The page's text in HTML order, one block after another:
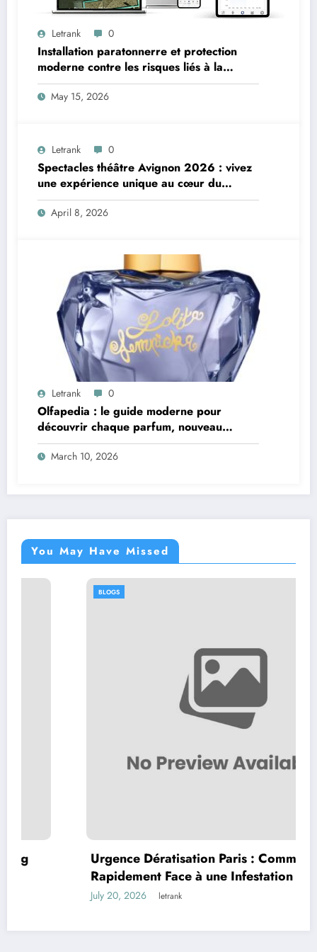
Letrank 0
Installation paratonnerre et protection
moderne contre les risques liés à la
foudre
May 15, 2026
Letrank 0
Spectacles théâtre Avignon 2026 : vivez
une expérience unique au cœur du
Festival Off
April 8, 2026
Letrank 0
Olfapedia : le guide moderne pour
découvrir chaque parfum, nouveau
parfum femme et parfum homme
March 10, 2026
You May Have Missed
Urgence Dératisation Paris : Comment Agir
Rapidement Face à une Infestation de
letrank